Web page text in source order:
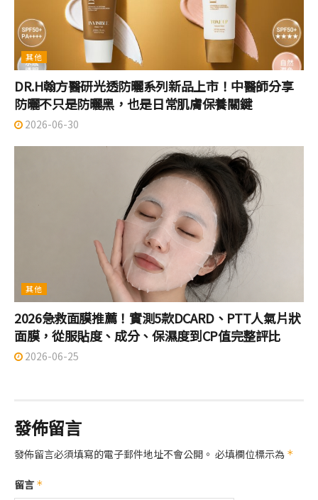
其他
DR.H翰方醫研光透防曬系列新品上市！中醫師分享
防曬不只是防曬黑，也是日常肌膚保養關鍵
2026-06-30
其他
2026急救面膜推薦！實測5款DCARD、PTT人氣片狀
面膜，從服貼度、成分、保濕度到CP值完整評比
2026-06-25
發佈留言
發佈留言必須填寫的電子郵件地址不會公開。 必填欄位標示為 *
留言*